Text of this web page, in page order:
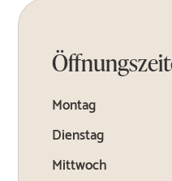
Montag
Dienstag
Mittwoch